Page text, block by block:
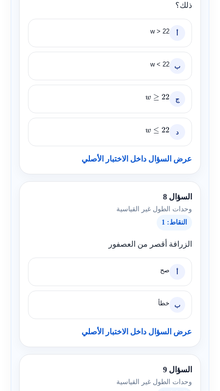
ذلك؟
أ w > 22
ب w < 22
ج w ≥22
د w ≤22
عرض السؤال داخل الاختبار الأصلي
السؤال 8
وحدات الطول غير القياسية
النقاط: 1
الزرافة أقصر من العصفور
أ صح
ب خطأ
عرض السؤال داخل الاختبار الأصلي
السؤال 9
وحدات الطول غير القياسية